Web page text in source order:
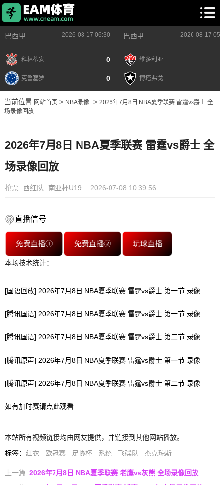
巴西甲 2026-08-17 06:30
科林蒂安 0
克鲁塞罗 0
巴西甲 2026-08-17
维多利亚
博塔弗戈
当前位置: 网站首页> NBA录像 > 2026年7月8日 NBA夏季联赛 雷霆vs爵士 全
场录像回放
2026年7月8日 NBA夏季联赛 雷霆vs爵士 全
场录像回放
抢票 西红队 南亚杯U19 2026-07-08 10:39:56
直播信号
免费直播① 免费直播② 玩球直播
本场技术统计：
[国语回放] 2026年7月8日 NBA夏季联赛 雷霆vs爵士 第一节 录像
[腾讯国语] 2026年7月8日 NBA夏季联赛 雷霆vs爵士 第一节 录像
[腾讯国语] 2026年7月8日 NBA夏季联赛 雷霆vs爵士 第二节 录像
[腾讯原声] 2026年7月8日 NBA夏季联赛 雷霆vs爵士 第一节 录像
[腾讯原声] 2026年7月8日 NBA夏季联赛 雷霆vs爵士 第二节 录像
如有加时赛请点此观看
本站所有视频链接均由网友提供，并链接到其他网站播放。
标签： 红衣 欧冠赛 足协杯 系统 飞碟队 杰克琼斯
上一篇: 2026年7月8日 NBA夏季联赛 老鹰vs灰熊 全场录像回放